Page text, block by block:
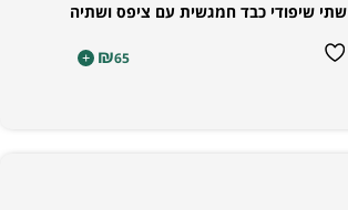
שתי שיפודי כבד חמגשית עם ציפס ושתיה
₪65
+